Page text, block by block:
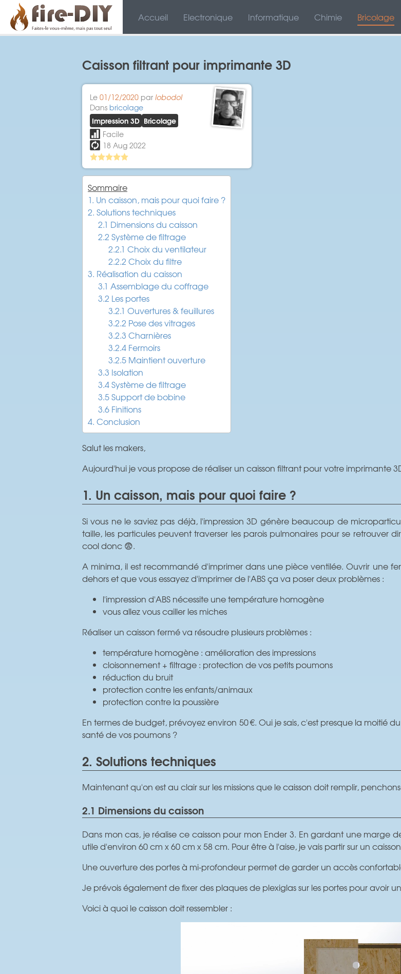
Accueil Electronique Informatique Chimie Bricolage
Caisson filtrant pour imprimante 3D
Le 01/12/2020 par lobodol
Dans bricolage
Impression 3D Bricolage
Facile
18 Aug 2022
Sommaire
1. Un caisson, mais pour quoi faire ?
2. Solutions techniques
2.1 Dimensions du caisson
2.2 Système de filtrage
2.2.1 Choix du ventilateur
2.2.2 Choix du filtre
3. Réalisation du caisson
3.1 Assemblage du coffrage
3.2 Les portes
3.2.1 Ouvertures & feuillures
3.2.2 Pose des vitrages
3.2.3 Charnières
3.2.4 Fermoirs
3.2.5 Maintient ouverture
3.3 Isolation
3.4 Système de filtrage
3.5 Support de bobine
3.6 Finitions
4. Conclusion
Salut les makers,
Aujourd'hui je vous propose de réaliser un caisson filtrant pour votre imprimante
1. Un caisson, mais pour quoi faire ?
Si vous ne le saviez pas déjà, l'impression 3D génère beaucoup de
taille, les particules peuvent traverser les parois pulmonaires pour se retrouver
cool donc 😨.
A minima, il est recommandé d'imprimer dans une pièce ventilée. Ouvrir une
dehors et que vous essayez d'imprimer de l'ABS ça va poser deux problèmes :
l'impression d'ABS nécessite une température homogène
vous allez vous cailler les miches
Réaliser un caisson fermé va résoudre plusieurs problèmes :
température homogène : amélioration des impressions
cloisonnement + filtrage : protection de vos petits poumons
réduction du bruit
protection contre les enfants/animaux
protection contre la poussière
En termes de budget, prévoyez environ 50 €. Oui je sais, c'est presque la moitié
santé de vos poumons ?
2. Solutions techniques
Maintenant qu'on est au clair sur les missions que le caisson doit remplir,
2.1 Dimensions du caisson
Dans mon cas, je réalise ce caisson pour mon Ender 3. En gardant une marge
utile d'environ 60 cm x 60 cm x 58 cm. Pour être à l'aise, je vais partir sur un
Une ouverture des portes à mi-profondeur permet de garder un accès
Je prévois également de fixer des plaques de plexiglas sur les portes pour avoir
Voici à quoi le caisson doit ressembler :